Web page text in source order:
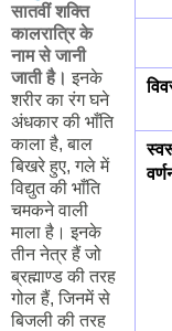
सातवीं शक्ति
कालरात्रि के
नाम से जानी
जाती है।इनके
शरीर का रंग घने
अंधकार की भाँति
काला है, बाल
बिखरे हुए, गले में
विद्युत की भाँति
चमकने वाली
माला है। इनके
तीन नेत्र हैं जो
ब्रह्माण्ड की तरह
गोल हैं, जिनमें से
बिजली की तरह